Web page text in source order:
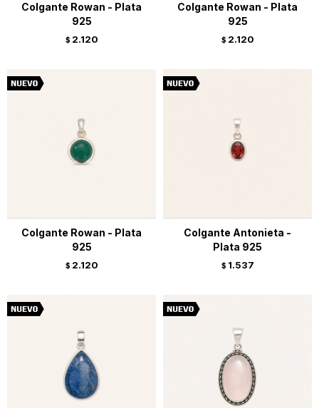
Colgante Rowan - Plata
925
$ 2.120
Colgante Rowan - Plata
925
$ 2.120
Colgante Rowan - Plata
925
$ 2.120
Colgante Antonieta -
Plata 925
$ 1.537